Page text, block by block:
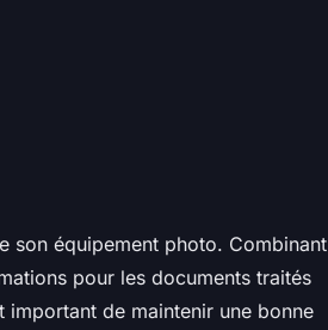
son équipement photo. Combinant
pour les documents traités
important de maintenir une bonne